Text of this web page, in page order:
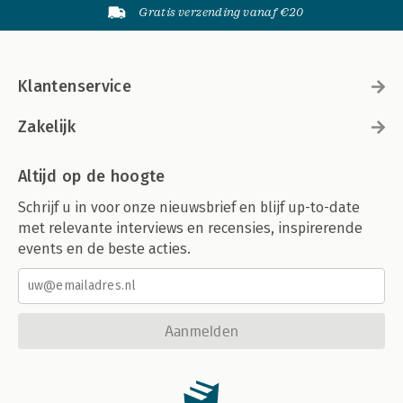
17.5 Het beoordelen van product en/of proces
17.6 Beoordelingscriteria
Geraadpleegde literatuur
Gratis verzending vanaf €20
Klantenservice
Zakelijk
Altijd op de hoogte
Schrijf u in voor onze nieuwsbrief en blijf up-to-date
met relevante interviews en recensies, inspirerende
events en de beste acties.
Aanmelden